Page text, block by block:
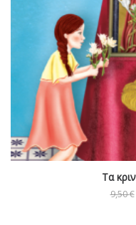
Τα
9,50€